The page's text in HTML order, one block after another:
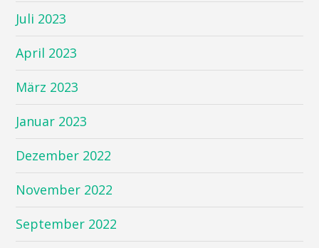
Juli 2023
April 2023
März 2023
Januar 2023
Dezember 2022
November 2022
September 2022